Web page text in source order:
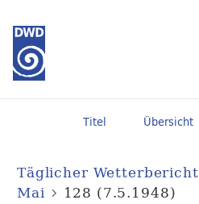
Titel Übersicht
Täglicher Wetterbericht
Mai
128 (7.5.1948)